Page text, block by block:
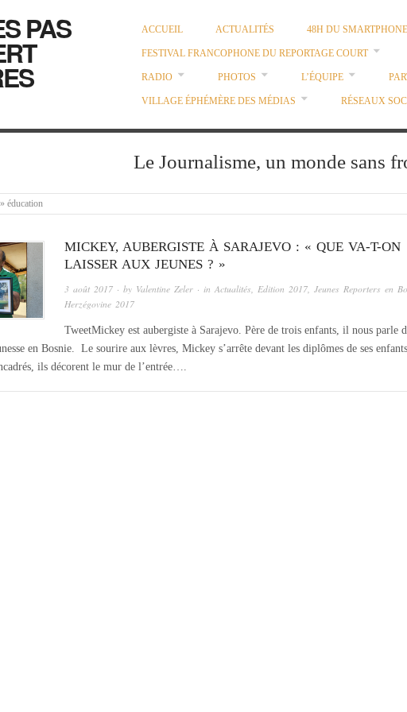
PAS ACCUEIL ACTUALITÉS 48H DU SMARTPHONE
FESTIVAL FRANCOPHONE DU REPORTAGE COURT
RADIO PHOTOS L’ÉQUIPE
VILLAGE ÉPHÉMÈRE DES MÉDIAS RÉSEAUX
Le Journalisme, un monde sans
» éducation
MICKEY, AUBERGISTE À SARAJEVO : « QUE VA-T-ON
LAISSER AUX JEUNES ? »
3 août 2017 · by Valentine Zeler · in Actualités, Edition 2017, Jeunes Reporters en
Herzégovine 2017
TweetMickey est aubergiste à Sarajevo. Père de trois enfants, il nous parle
en Bosnie. Le sourire aux lèvres, Mickey s’arrête devant les diplômes de ses enfants.
ils décorent le mur de l’entrée….